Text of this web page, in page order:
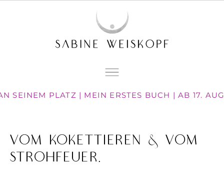
SEINEM PLATZ | MEIN ERSTES BUCH | AB 17.
Vom Kokettieren & vom
Strohfeuer.